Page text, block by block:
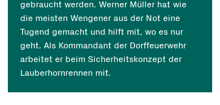
gebraucht werden. Werner Müller hat wie
die meisten Wengener aus der Not eine
Tugend gemacht und hilft mit, wo es nur
geht. Als Kommandant der Dorffeuerwehr
arbeitet er beim Sicherheitskonzept der
Lauberhornrennen mit.